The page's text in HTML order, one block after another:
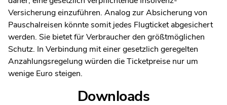
Versicherung einzuführen. Analog zur Absicherung von
Pauschalreisen könnte somit jedes Flugticket abgesichert
werden. Sie bietet für Verbraucher den größtmöglichen
Schutz. In Verbindung mit einer gesetzlich geregelten
Anzahlungsregelung würden die Ticketpreise nur um
wenige Euro steigen.
Downloads